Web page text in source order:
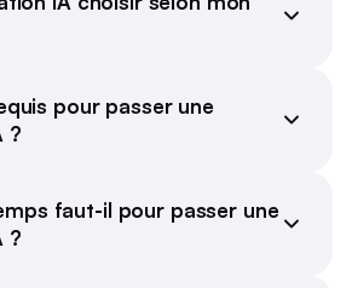
pour passer une
?
faut-il pour passer une
?